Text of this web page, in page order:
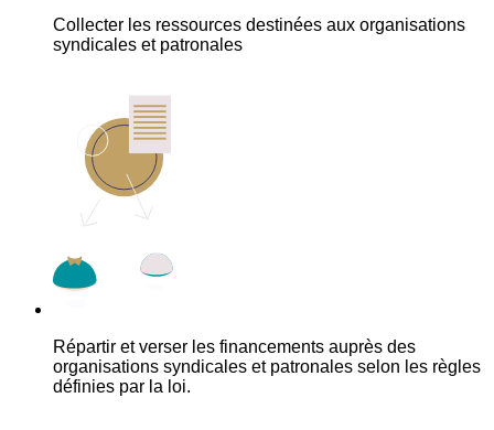
Collecter les ressources destinées aux organisations
syndicales et patronales
Répartir et verser les financements auprès des
organisations syndicales et patronales selon les règles
définies par la loi.